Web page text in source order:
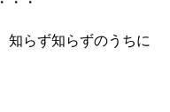
知らず知らずのうちに